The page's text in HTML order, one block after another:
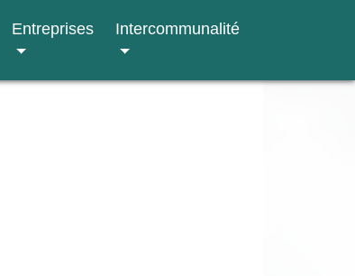
Entreprises Intercommunalité